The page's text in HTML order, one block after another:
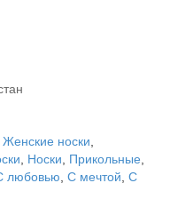
Женские носки
Носки Прикольные
любовью С мечтой С